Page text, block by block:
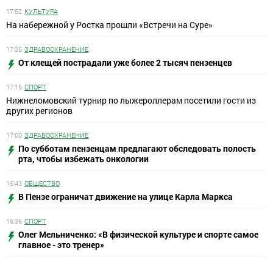
17:52 КУЛЬТУРА
На набережной у Ростка прошли «Встречи на Суре»
17:35 ЗДРАВООХРАНЕНИЕ
От клещей пострадали уже более 2 тысяч пензенцев
17:16 СПОРТ
Нижнеломовский турнир по лыжероллерам посетили гости из
других регионов
17:00 ЗДРАВООХРАНЕНИЕ
По субботам пензенцам предлагают обследовать полость
рта, чтобы избежать онкологии
16:43 ОБЩЕСТВО
В Пензе ограничат движение на улице Карла Маркса
16:36 СПОРТ
Олег Мельниченко: «В физической культуре и спорте самое
главное - это тренер»